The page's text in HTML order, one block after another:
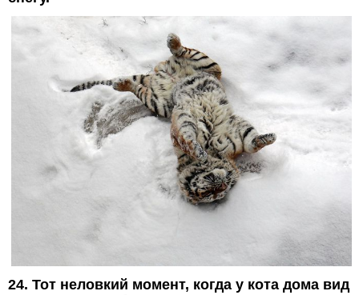
24. Тот неловкий момент, когда у кота дома вид